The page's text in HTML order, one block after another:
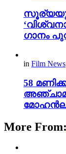
സൂര്യയും
ഗാനം
in Film News
58
More From: